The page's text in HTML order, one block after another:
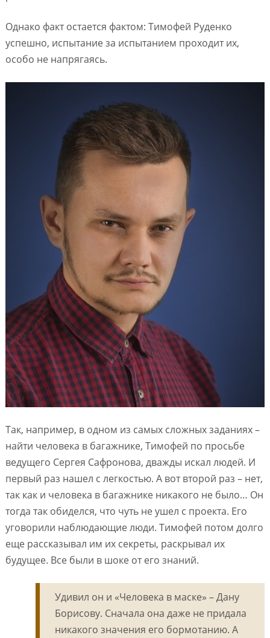
Однако факт остается фактом: Тимофей Руденко
успешно, испытание за испытанием проходит их,
особо не напрягаясь.
Так, например, в одном из самых сложных заданиях –
найти человека в багажнике, Тимофей по просьбе
ведущего Сергея Сафронова, дважды искал людей. И
первый раз нашел с легкостью. А вот второй раз – нет,
так как и человека в багажнике никакого не было… Он
тогда так обиделся, что чуть не ушел с проекта. Его
уговорили наблюдающие люди. Тимофей потом долго
еще рассказывал им их секреты, раскрывал их
будущее. Все были в шоке от его знаний.
Удивил он и «Человека в маске» – Дану
Борисову. Сначала она даже не придала
никакого значения его бормотанию. А